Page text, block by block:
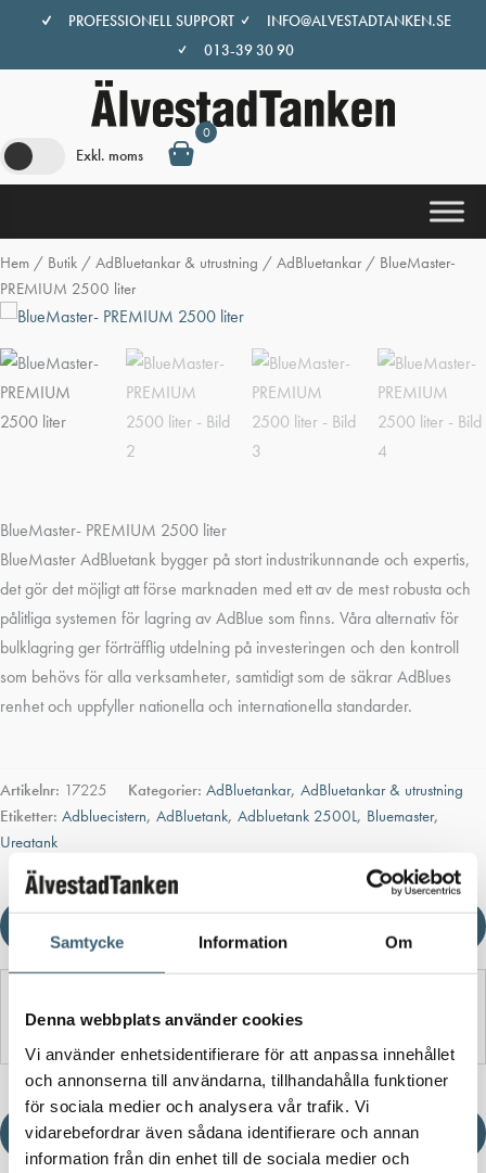
Samtycke Information Om
Denna webbplats använder cookies
Vi använder enhetsidentifierare för att anpassa innehållet
och annonserna till användarna, tillhandahålla funktioner
för sociala medier och analysera vår trafik. Vi
vidarebefordrar även sådana identifierare och annan
information från din enhet till de sociala medier och
innehåll
PROFESSIONELL SUPPORT
INFO@ALVESTADTANKEN.SE
013-39 30 90
Exkl. moms
0
Hem / Butik / AdBluetankar & utrustning / AdBluetankar/ BlueMaster-
PREMIUM 2500 liter
BlueMaster- PREMIUM 2500 liter
BlueMaster AdBluetank bygger på stort industrikunnande och expertis,
det gör det möjligt att förse marknaden med ett av de mest robusta och
pålitliga systemen för lagring av AdBlue som finns. Våra alternativ för
bulklagring ger förträfflig utdelning på investeringen och den kontroll
som behövs för alla verksamheter, samtidigt som de säkrar AdBlues
renhet och uppfyller nationella och internationella standarder.
Artikelnr: 17225 Kategorier: AdBluetankar, AdBluetankar & utrustning
Etiketter: Adbluecistern, AdBluetank, Adbluetank 2500L, Bluemaster,
Ureatank
Detaljerad beskrivning
Ladda ner produktblad